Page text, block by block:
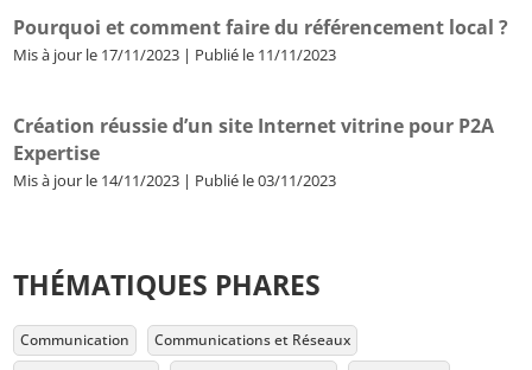
Pourquoi et comment faire du référencement local ?
Mis à jour le 17/11/2023 | Publié le 11/11/2023
Création réussie d’un site Internet vitrine pour P2A
Expertise
Mis à jour le 14/11/2023 | Publié le 03/11/2023
THÉMATIQUES PHARES
Communication
Communications et Réseaux